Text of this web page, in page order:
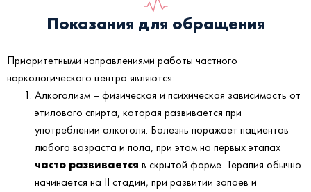
Показания для обращения
Приоритетными направлениями работы частного
наркологического центра являются:
Алкоголизм – физическая и психическая зависимость от
этилового спирта, которая развивается при
употреблении алкоголя. Болезнь поражает пациентов
любого возраста и пола, при этом на первых этапах
часто развивается в скрытой форме. Терапия обычно
начинается на II стадии, при развитии запоев и